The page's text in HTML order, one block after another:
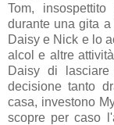
Tom,
durante una gita
Daisy e Nick e lo
alcol e altre
Daisy di
decisione tanto
casa, investono
scopre per caso